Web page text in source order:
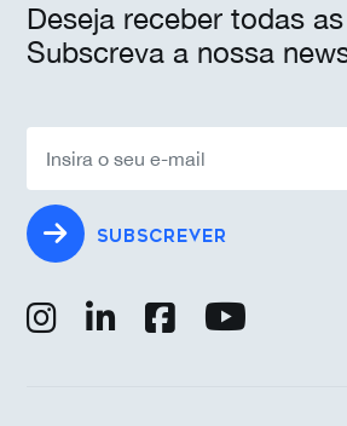
Deseja receber todas
Subscreva a nossa
SUBSCREVER